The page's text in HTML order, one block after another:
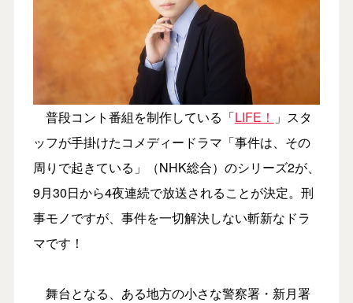
普段コント番組を制作している「LIFE！ 」スタ
ッフが手掛けたコメディードラマ「事件は、その
周りで起きている」（NHK総合）のシリーズ2が、
9月30日から4夜連続で放送されることが決定。刑
事モノですが、事件を一切解決しない斬新なドラ
マです！
舞台となる、ある地方の小さな警察署・新月署